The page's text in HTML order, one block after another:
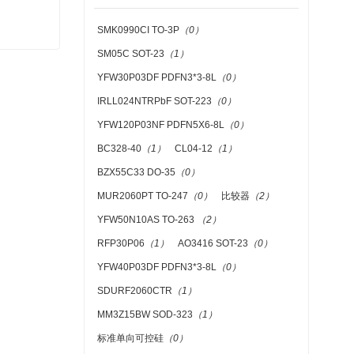
SMK0990CI TO-3P （0）
SM05C SOT-23 （1）
YFW30P03DF PDFN3*3-8L （0）
IRLL024NTRPbF SOT-223 （0）
YFW120P03NF PDFN5X6-8L （0）
BC328-40 （1） CL04-12 （1）
BZX55C33 DO-35 （0）
MUR2060PT TO-247 （0） 比较器 （2）
YFW50N10AS TO-263 （2）
RFP30P06 （1） AO3416 SOT-23 （0）
YFW40P03DF PDFN3*3-8L （0）
SDURF2060CTR （1）
MM3Z15BW SOD-323 （1）
标准单向可控硅 （0）